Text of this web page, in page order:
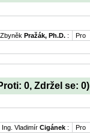
Zbyněk Pražák, Ph.D. : Pro
0, Zdržel se: 0)
Ing. Vladimír Cigánek : Pro